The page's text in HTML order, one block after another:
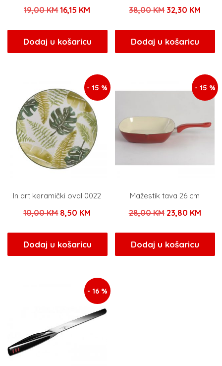
19,00KMIzvorna
bila
je:
16,15 KM
je:
16,15 KM.
Dodaj u košaricu
38,00KM Izvorna
bila
je:
32,30 KM
Dodaj u košaricu
- 15 %
In art keramički oval 0022
10,00KM Izvorna
bila
je:
8,50 KM
je:
8,50 KM.
Dodaj u košaricu
- 15 %
Mažestik tava 26 cm
28,00KM Izvorna
bila
je:
23,80 KM
Dodaj u košaricu
- 16 %